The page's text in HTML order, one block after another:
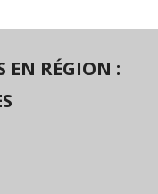
EN RÉGION :